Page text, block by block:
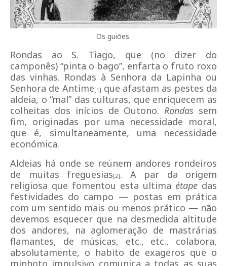
Os guiões.
Rondas ao S. Tiago, que (no dizer do
camponês) “pinta o bago”, enfarta o fruto roxo
das vinhas. Rondas à Senhora da Lapinha ou
Senhora de Antime[1] que afastam as pestes da
aldeia, o “mal” das culturas, que enriquecem as
colheitas dos inícios de Outono.Rondas sem
fim, originadas por uma necessidade moral,
que é, simultaneamente, uma necessidade
económica.
Aldeias há onde se reúnem andores rondeiros
de muitas freguesias[2]. A par da origem
religiosa que fomentou esta ultima étape das
festividades do campo — postas em prática
com um sentido mais ou menos prático — não
devemos esquecer que na desmedida altitude
dos andores, na aglomeração de mastrárias
flamantes, de músicas, etc., etc., colabora,
absolutamente, o habito de exageros que o
minhoto impulsivo comunica a todas as suas